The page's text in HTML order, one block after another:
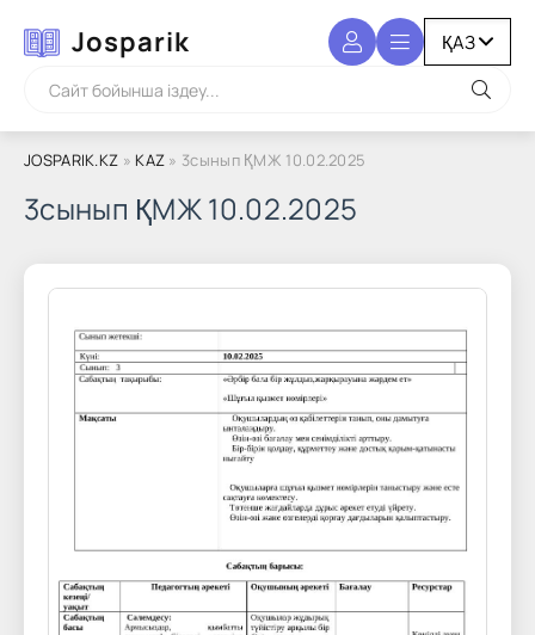
Josparik
JOSPARIK.KZ » KAZ » 3сынып ҚМЖ 10.02.2025
3сынып ҚМЖ 10.02.2025